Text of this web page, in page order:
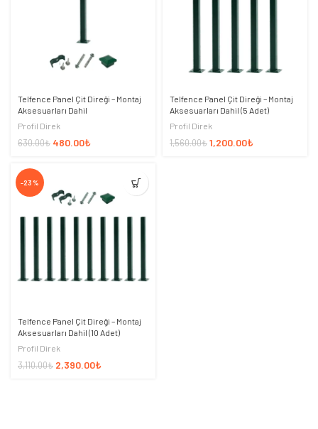
Telfence Panel Çit Direği – Montaj
Aksesuarları Dahil
Profil Direk
630.00₺ 480.00₺
Telfence Panel Çit Direği – Montaj
Aksesuarları Dahil (5 Adet)
Profil Direk
1,560.00₺1,200.00₺
-23%
Telfence Panel Çit Direği – Montaj
Aksesuarları Dahil (10 Adet)
Profil Direk
3,110.00₺ 2,390.00₺